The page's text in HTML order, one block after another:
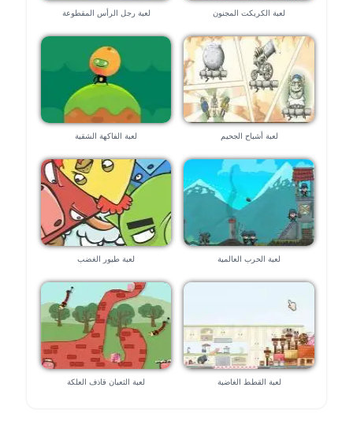
لعبة الكريكت المجنون لعبة رجل الرأس المقطوعة
لعبة أشباح الجحيم لعبة الفاكهة الشقية
لعبة الحرب العالمية لعبة طيور الغضب
لعبة القطط الغاضبة لعبة الثعبان قاذف العلكة